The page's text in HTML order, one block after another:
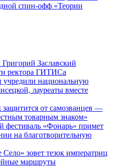
спин-офф «Теории
Заславский
ректора ГИТИСа
учредили национальную
лауреаты вместе
от самозванцев —
товарным знаком»
«Фонарь» примет
на благотворительную
Село» зовет тезок императриц
маршруты